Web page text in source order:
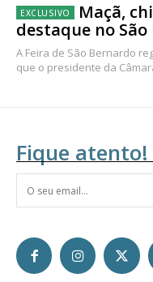
Maçã,
destaque no
A Feira de São Bernardo
que o presidente da
Fique atento!